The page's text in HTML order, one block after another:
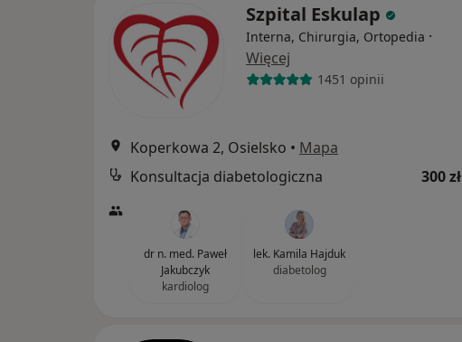
Szpital Eskulap
Interna, Chirurgia, Ortopedia ·
Więcej
1451 opinii
Koperkowa 2, Osielsko • Mapa
Konsultacja diabetologiczna
300 zł
dr n. med. Paweł
Jakubczyk
kardiolog
lek. Kamila Hajduk
diabetolog